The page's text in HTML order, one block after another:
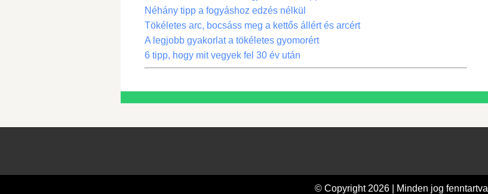
Néhány tipp a fogyáshoz edzés nélkül
Tökéletes arc, bocsáss meg a kettős állért és arcért
A legjobb gyakorlat a tökéletes gyomorért
6 tipp, hogy mit vegyek fel 30 év után
© Copyright 2026 | Minden jog fenntartva